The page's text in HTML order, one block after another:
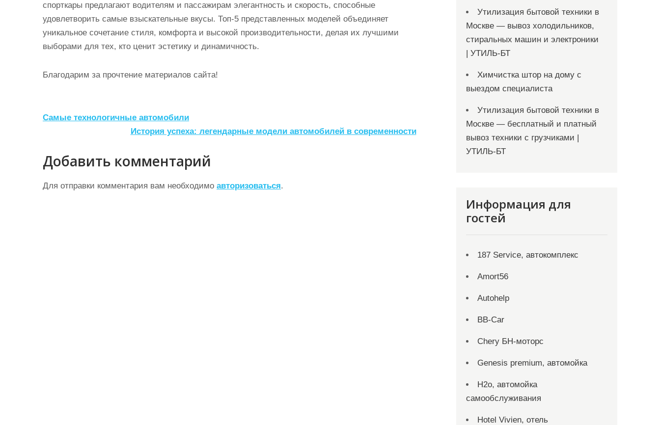
спорткары предлагают водителям и пассажирам элегантность и скорость, способные
удовлетворить самые взыскательные вкусы. Топ-5 представленных моделей объединяет
уникальное сочетание стиля, комфорта и высокой производительности, делая их лучшими
выборами для тех, кто ценит эстетику и динамичность.
Благодарим за прочтение материалов сайта!
Н
в
и
г
Самые технологичные автомобили
История успеха: легендарные модели автомобилей в современности
Добавить комментарий
Для отправки комментария вам необходимо авторизоваться.
Утилизация бытовой техники в
Москве — вывоз холодильников,
стиральных машин и электроники
| УТИЛЬ-БТ
Химчистка штор на дому с
выездом специалиста
Утилизация бытовой техники в
Москве — бесплатный и платный
вывоз техники с грузчиками |
УТИЛЬ-БТ
Информация для
гостей
187 Service, автокомплекс
Amort56
Autohelp
BB-Car
Chery БН-моторс
Genesis premium, автомойка
H2o, автомойка
самообслуживания
Hotel Vivien, отель